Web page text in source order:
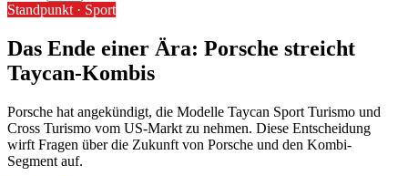
Standpunkt · Sport
Das Ende einer Ära: Porsche streicht
Taycan-Kombis
Porsche hat angekündigt, die Modelle Taycan Sport Turismo und
Cross Turismo vom US-Markt zu nehmen. Diese Entscheidung
wirft Fragen über die Zukunft von Porsche und den Kombi-
Segment auf.